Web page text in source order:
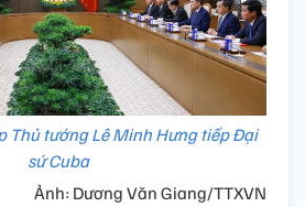
Thủ tướng Lê Minh Hưng tiếp Đại
sứ Cuba
Ảnh: Dương Văn Giang/TTXVN